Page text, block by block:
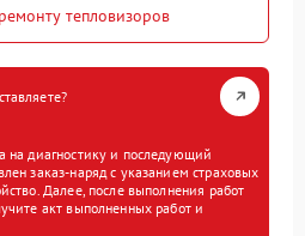
тепловизоров
на диагностику и последующий
заказ-наряд с указанием страховых
Далее, после выполнения работ
акт выполненных работ и